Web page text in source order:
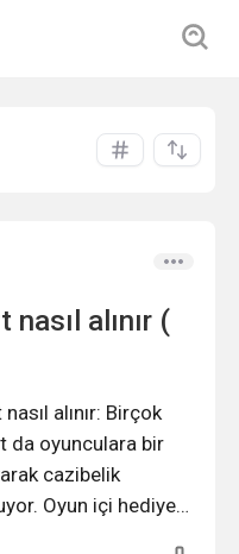
alınır (
alınır: Birçok
da oyunculara bir
cazibelik
Oyun içi hediye